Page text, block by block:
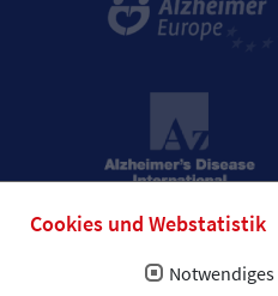
Cookies und Webstatistik
Notwendiges